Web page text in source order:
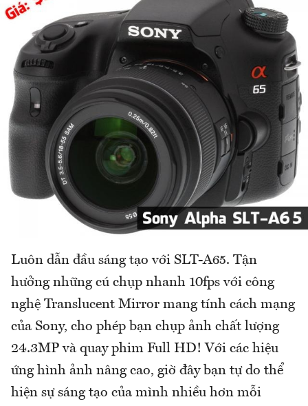
Luôn dẫn đầu sáng tạo với SLT-A65. Tận
hưởng những cú chụp nhanh 10fps với công
nghệ Translucent Mirror mang tính cách mạng
của Sony, cho phép bạn chụp ảnh chất lượng
24.3MP và quay phim Full HD! Với các hiệu
ứng hình ảnh nâng cao, giờ đây bạn tự do thể
hiện sự sáng tạo của mình nhiều hơn mỗi